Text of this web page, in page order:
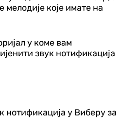
мелодије које имате на
у коме вам
звук нотификација
нотификација у Виберу за